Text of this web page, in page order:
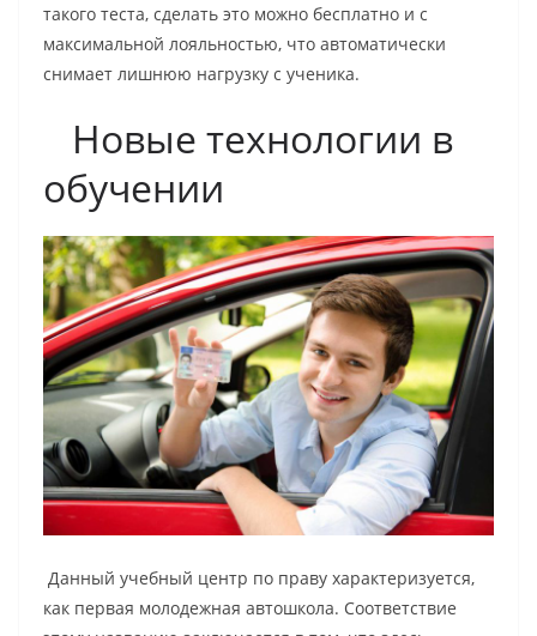
такого теста, сделать это можно бесплатно и с
максимальной лояльностью, что автоматически
снимает лишнюю нагрузку с ученика.
Новые технологии в
обучении
Данный учебный центр по праву характеризуется,
как первая молодежная автошкола. Соответствие